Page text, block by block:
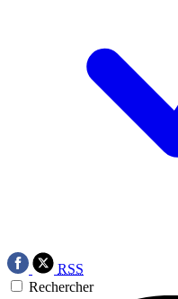
RSS
Rechercher